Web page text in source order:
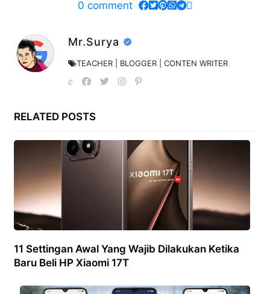
0 comment
Mr.Surya
TEACHER | BLOGGER | CONTEN WRITER
RELATED POSTS
11 Settingan Awal Yang Wajib Dilakukan Ketika
Baru Beli HP Xiaomi 17T